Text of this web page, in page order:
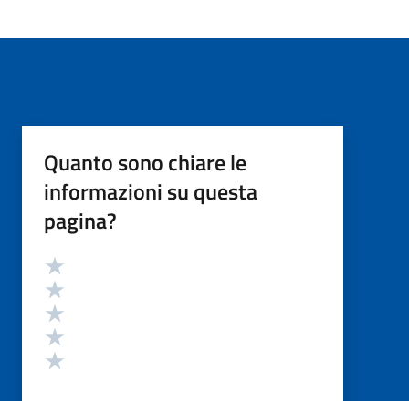
Quanto sono chiare le
informazioni su questa
pagina?
Valutazione